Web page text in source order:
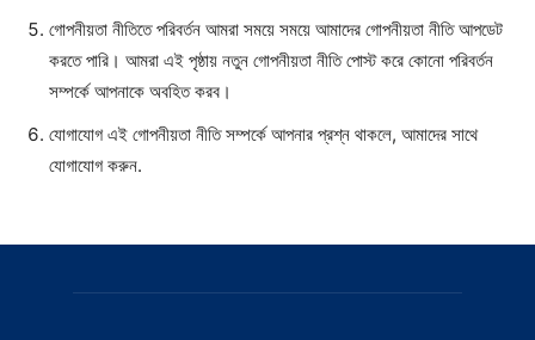
গোপনীয়তা নীতিতে পরিবর্তন আমরা সময়ে সময়ে আমাদের গোপনীয়তা নীতি আপডেট
করতে পারি। আমরা এই পৃষ্ঠায় নতুন গোপনীয়তা নীতি পোস্ট করে কোনো পরিবর্তন
সম্পর্কে আপনাকে অবহিত করব।
যোগাযোগ এই গোপনীয়তা নীতি সম্পর্কে আপনার প্রশ্ন থাকলে, আমাদের সাথে
যোগাযোগ করুন.